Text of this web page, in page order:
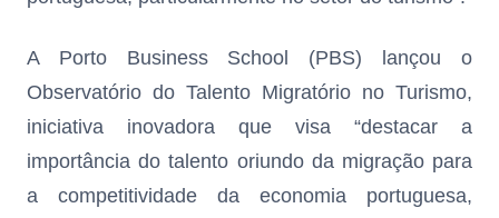
A Porto Business School (PBS) lançou o
Observatório do Talento Migratório no Turismo,
iniciativa inovadora que visa “destacar a
importância do talento oriundo da migração para
a competitividade da economia portuguesa,